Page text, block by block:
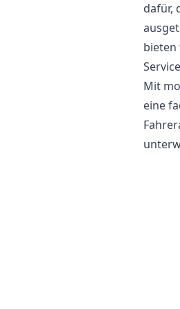
dafür,
bieten
Mit
eine